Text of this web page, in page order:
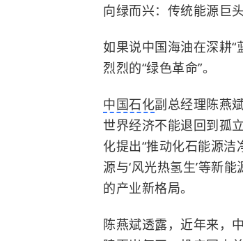
向绿而兴：传统能源巨
如果说中国海油在深耕
烈烈的“绿色革命”。
中国石化副总经理陈燕
世界经济不能退回到孤
化提出“推动化石能源
源与‘风光热氢生’等新
的产业新格局。
陈燕斌透露，近年来，